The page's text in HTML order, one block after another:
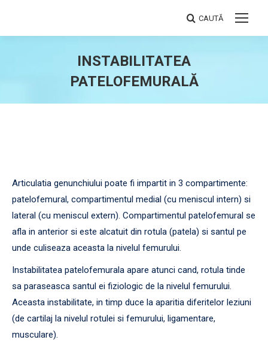
Search:
CAUTĂ
INSTABILITATEA
PATELOFEMURALĂ
Articulatia genunchiului poate fi impartit in 3 compartimente:
patelofemural, compartimentul medial (cu meniscul intern) si
lateral (cu meniscul extern). Compartimentul patelofemural se
afla in anterior si este alcatuit din rotula (patela) si santul pe
unde culiseaza aceasta la nivelul femurului.
Instabilitatea patelofemurala apare atunci cand, rotula tinde
sa paraseasca santul ei fiziologic de la nivelul femurului.
Aceasta instabilitate, in timp duce la aparitia diferitelor leziuni
(de cartilaj la nivelul rotulei si femurului, ligamentare,
musculare).